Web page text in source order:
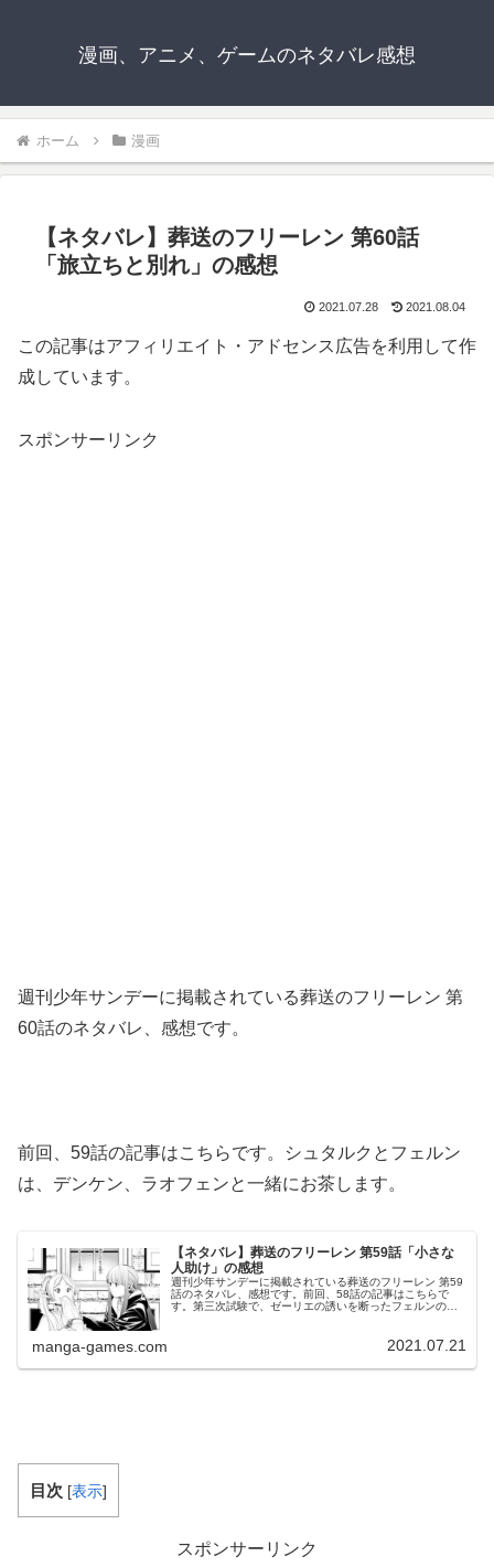
漫画、アニメ、ゲームのネタバレ感想
ホーム 漫画
【ネタバレ】葬送のフリーレン 第60話
「旅立ちと別れ」の感想
2021.07.28 2021.08.04
この記事はアフィリエイト・アドセンス広告を利用して作
成しています。
スポンサーリンク
週刊少年サンデーに掲載されている葬送のフリーレン 第
60話のネタバレ、感想です。
前回、59話の記事はこちらです。シュタルクとフェルン
は、デンケン、ラオフェンと一緒にお茶します。
【ネタバレ】葬送のフリーレン 第59話「小さな
人助け」の感想
週刊少年サンデーに掲載されている葬送のフリーレン 第59
話のネタバレ、感想です。前回、58話の記事はこちらで
す。第三次試験で、ゼーリエの誘いを断ったフェルンの、
manga-games.com 2021.07.21
目次 [表示]
スポンサーリンク